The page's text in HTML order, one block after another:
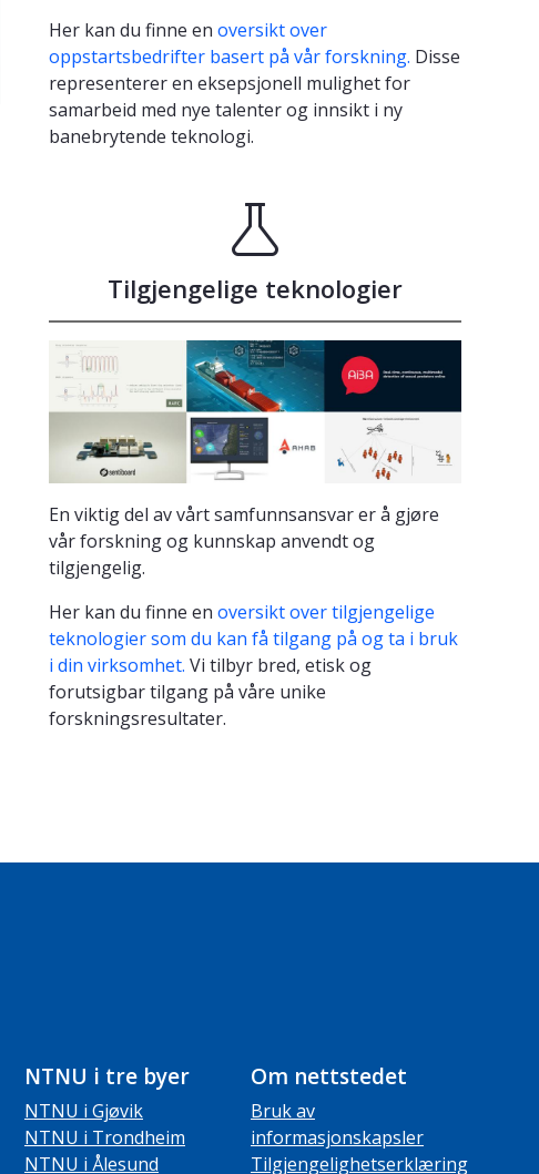
Her kan du finne en oversikt over
oppstartsbedrifter basert på vår forskning. Disse
representerer en eksepsjonell mulighet for
samarbeid med nye talenter og innsikt i ny
banebrytende teknologi.
Tilgjengelige teknologier
En viktig del av vårt samfunnsansvar er å gjøre
vår forskning og kunnskap anvendt og
tilgjengelig.
Her kan du finne en oversikt over tilgjengelige
teknologier som du kan få tilgang på og ta i bruk
i din virksomhet. Vi tilbyr bred, etisk og
forutsigbar tilgang på våre unike
forskningsresultater.
NTNU i tre byer
NTNU i Gjøvik
NTNU i Trondheim
NTNU i Ålesund
Om nettstedet
Bruk av
informasjonskapsler
Tilgjengelighetserklæring